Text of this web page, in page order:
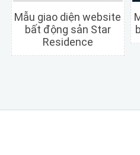
Chi tiết Xem trước
Mẫu giao diện website
bất động sản Star
Residence